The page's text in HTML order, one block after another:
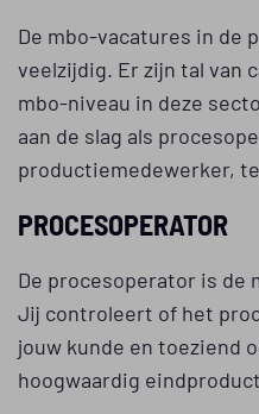
De mbo-vacatures in de
veelzijdig. Er zijn tal van
mbo-niveau in deze
aan de slag als
productiemedewerker,
PROCESOPERATOR
De procesoperator is de
Jij controleert of het
jouw kunde en toeziend
hoogwaardig